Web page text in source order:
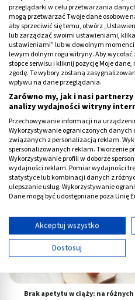
Komórka jajowa - jak
Brak apetytu w ciąży: na
przeglądarki w celu przetwarzania
mogą przetwarzać Twoje dane osobowe
aby sprzeciwić się temu, otwórz
lub zarządzać swoimi ustawieniami,
ustawieniami” lub w dowolnym
lewym dolnym rogu witryny. Aby
stopce serwisu i kliknij pozycję Moje
zgodę. Te wybory zostaną
wpływu na dane przeglądania.
Zarówno my, jak i nasi
analizy wydajności witryny
Przechowywanie informacji na
Wykorzystywanie ograniczonych danych
związanych z personalizacją reklam.
spersonalizowanych reklam. Tworzenie
Wykorzystywanie profili w doborze
wydajności reklam. Pomiar wydajności
statystyce lub kombinacji danych z
ulepszanie usług. Wykorzystywanie
Dane mogą być udostępniane poza Unię
Wyświetl listę partnerów (11
Używamy Twoich danych w
Cele przetwarzania IAB:
Przechowywanie informacji
dostęp do nich
Akceptuj wszystko
Dostosuj